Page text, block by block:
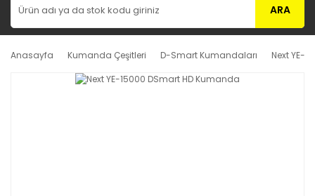
ARA
Anasayfa Kumanda Çeşitleri D-Smart Kumandaları Next YE-